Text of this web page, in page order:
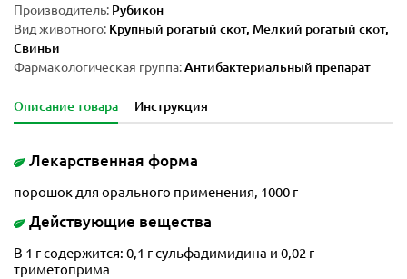
Производитель: Рубикон
Вид животного: Крупный рогатый скот, Мелкий рогатый скот,
Свиньи
Фармакологическая группа:Антибактериальный препарат
Описание товара Инструкция
Лекарственная форма
порошок для орального применения, 1000 г
Действующие вещества
В 1 г содержится: 0,1 г сульфадимидина и 0,02 г
триметоприма